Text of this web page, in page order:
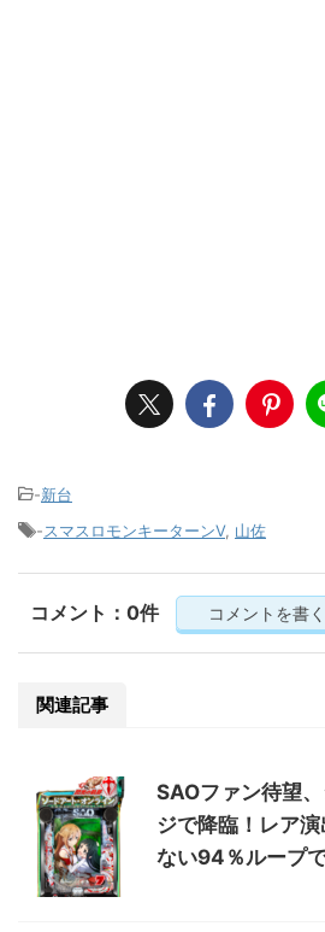
-新台
-スマスロモンキーターンⅤ, 山佐
コメント：0件 コメントを書く
関連記事
SAOファン待望
ジで降臨！レア
ない94％ループ